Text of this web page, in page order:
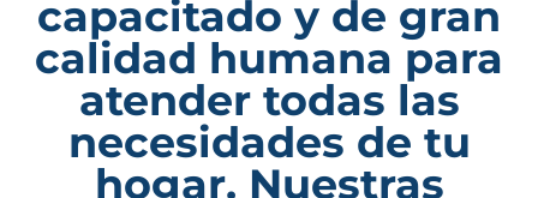
capacitado y de gran
calidad humana para
atender todas las
necesidades de tu
hogar. Nuestras